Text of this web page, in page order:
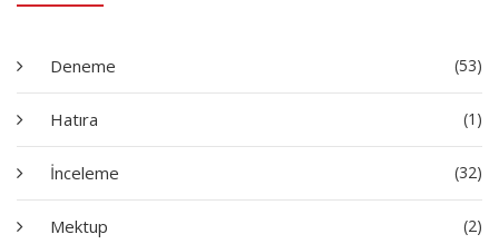
Deneme (53)
Hatıra (1)
İnceleme (32)
Mektup (2)